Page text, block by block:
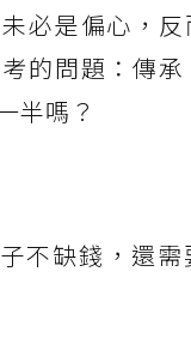
必是偏心，
的問題：傳
半嗎？
不缺錢，還